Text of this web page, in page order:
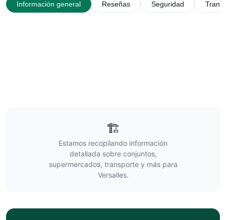
Información general Reseñas Seguridad
🏗️
Estamos recopilando información
detallada sobre conjuntos,
supermercados, transporte y más para
Versalles.